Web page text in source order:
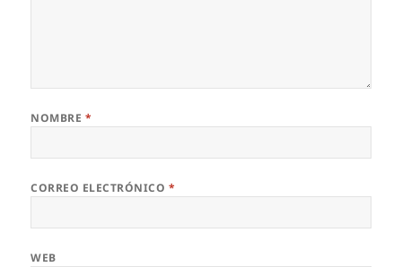
NOMBRE *
CORREO ELECTRÓNICO *
WEB